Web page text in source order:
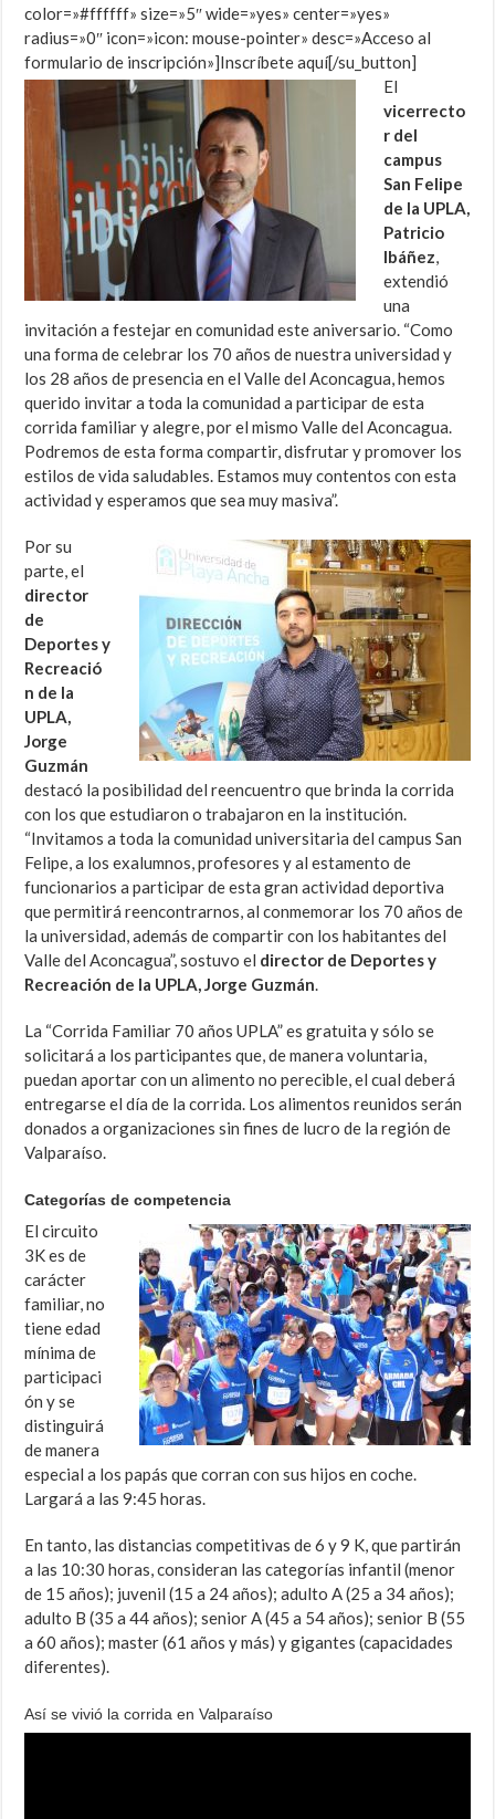
color=»#ffffff» size=»5″ wide=»yes» center=»yes»
radius=»0″ icon=»icon: mouse-pointer» desc=»Acceso al
formulario de inscripción»]Inscríbete aquí[/su_button]
El
vicerrecto
r del
campus
San Felipe
de la UPLA,
Patricio
Ibáñez
extendió
una
invitación a festejar en comunidad este aniversario. “Como
una forma de celebrar los 70 años de nuestra universidad y
los 28 años de presencia en el Valle del Aconcagua, hemos
querido invitar a toda la comunidad a participar de esta
corrida familiar y alegre, por el mismo Valle del Aconcagua.
Podremos de esta forma compartir, disfrutar y promover los
estilos de vida saludables. Estamos muy contentos con esta
actividad y esperamos que sea muy masiva”.
Por su
parte, el
director
de
Deportes y
Recreació
n de la
UPLA,
Jorge
Guzmán
destacó la posibilidad del reencuentro que brinda la corrida
con los que estudiaron o trabajaron en la institución.
“Invitamos a toda la comunidad universitaria del campus San
Felipe, a los exalumnos, profesores y al estamento de
funcionarios a participar de esta gran actividad deportiva
que permitirá reencontrarnos, al conmemorar los 70 años de
la universidad, además de compartir con los habitantes del
Valle del Aconcagua”, sostuvo el director de Deportes y
Recreación de la UPLA, Jorge Guzmán
La “Corrida Familiar 70 años UPLA” es gratuita y sólo se
solicitará a los participantes que, de manera voluntaria,
puedan aportar con un alimento no perecible, el cual deberá
entregarse el día de la corrida. Los alimentos reunidos serán
donados a organizaciones sin fines de lucro de la región de
Valparaíso.
Categorías de competencia
El circuito
3K es de
carácter
familiar, no
tiene edad
mínima de
participaci
ón y se
distinguirá
de manera
especial a los papás que corran con sus hijos en coche.
Largará a las 9:45 horas.
En tanto, las distancias competitivas de 6 y 9 K, que partirán
a las 10:30 horas, consideran las categorías infantil (menor
de 15 años); juvenil (15 a 24 años); adulto A (25 a 34 años);
adulto B (35 a 44 años); senior A (45 a 54 años); senior B (55
a 60 años); master (61 años y más) y gigantes (capacidades
diferentes).
Así se vivió la corrida en Valparaíso